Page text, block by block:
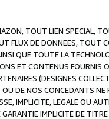
TOUT LIEN SPECIAL,
FLUX DE DONNEES, TOUT
QUE TOUTE LA
ET CONTENUS FOURNIS
(DESIGNES
DE NOS CONCEDANTS
IMPLICITE, LEGALE OU
IMPLICITE DE TITRE